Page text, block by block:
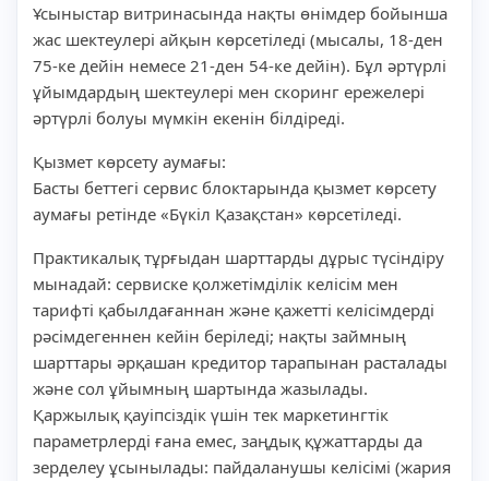
Ұсыныстар витринасында нақты өнімдер бойынша
жас шектеулері айқын көрсетіледі (мысалы, 18-ден
75-ке дейін немесе 21-ден 54-ке дейін). Бұл әртүрлі
ұйымдардың шектеулері мен скоринг ережелері
әртүрлі болуы мүмкін екенін білдіреді.
Қызмет көрсету аумағы:
Басты беттегі сервис блоктарында қызмет көрсету
аумағы ретінде «Бүкіл Қазақстан» көрсетіледі.
Практикалық тұрғыдан шарттарды дұрыс түсіндіру
мынадай: сервиске қолжетімділік келісім мен
тарифті қабылдағаннан және қажетті келісімдерді
рәсімдегеннен кейін беріледі; нақты займның
шарттары әрқашан кредитор тарапынан расталады
және сол ұйымның шартында жазылады.
Қаржылық қауіпсіздік үшін тек маркетингтік
параметрлерді ғана емес, заңдық құжаттарды да
зерделеу ұсынылады: пайдаланушы келісімі (жария